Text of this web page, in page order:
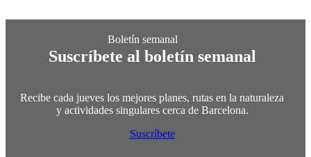
Suscríbete al boletín semanal
Recibe cada jueves los mejores planes, rutas en la naturaleza
y actividades singulares cerca de Barcelona.
Suscríbete